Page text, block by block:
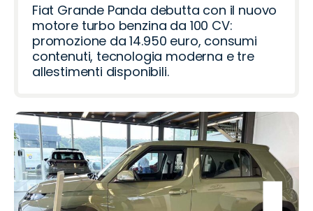
Fiat Grande Panda debutta con il nuovo
motore turbo benzina da 100 CV:
promozione da 14.950 euro, consumi
contenuti, tecnologia moderna e tre
allestimenti disponibili.